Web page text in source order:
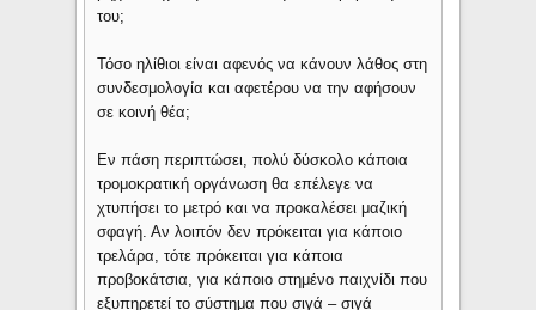
του;
Τόσο ηλίθιοι είναι αφενός να κάνουν λάθος στη
συνδεσμολογία και αφετέρου να την αφήσουν
σε κοινή θέα;
Εν πάση περιπτώσει, πολύ δύσκολο κάποια
τρομοκρατική οργάνωση θα επέλεγε να
χτυπήσει το μετρό και να προκαλέσει μαζική
σφαγή. Αν λοιπόν δεν πρόκειται για κάποιο
τρελάρα, τότε πρόκειται για κάποια
προβοκάτσια, για κάποιο στημένο παιχνίδι που
εξυπηρετεί το σύστημα που σιγά – σιγά